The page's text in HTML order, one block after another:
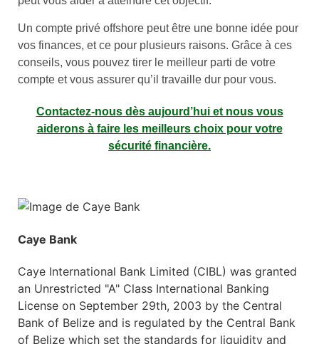
Un compte privé offshore peut être une bonne idée pour
vos finances, et ce pour plusieurs raisons. Grâce à ces
conseils, vous pouvez tirer le meilleur parti de votre
compte et vous assurer qu’il travaille dur pour vous.
Contactez-nous dès aujourd’hui et nous vous
aiderons à faire les meilleurs choix pour votre
sécurité financière.
Caye Bank
Caye International Bank Limited (CIBL) was granted
an Unrestricted "A" Class International Banking
License on September 29th, 2003 by the Central
Bank of Belize and is regulated by the Central Bank
of Belize which set the standards for liquidity and